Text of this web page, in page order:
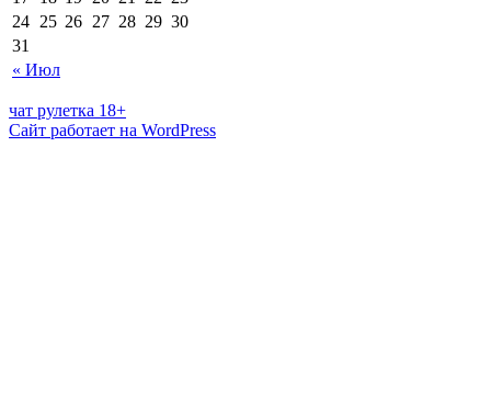
« Июл
24 25 26 27 28 29 30
31
чат рулетка 18+
Сайт работает на WordPress